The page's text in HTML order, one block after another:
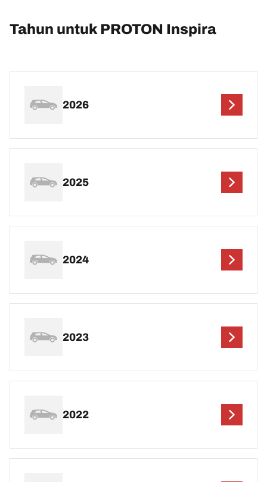
Tahun untuk PROTON Inspira
2026
2025
2024
2023
2022